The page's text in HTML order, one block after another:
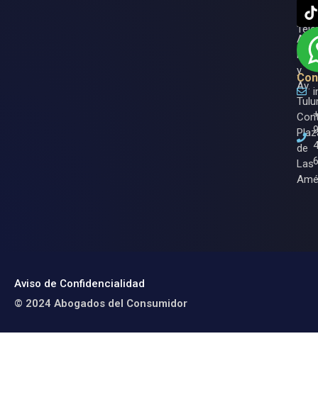
Roo.
Av.
y
Av.
de
Las
Aviso de Confidencialidad
© 2024 Abogados del Consumidor